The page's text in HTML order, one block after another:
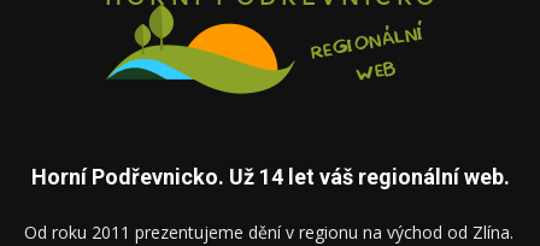
Horní Podřevnicko. Už 14 let váš regionální web.
Od roku 2011 prezentujeme dění v regionu na východ od Zlína.